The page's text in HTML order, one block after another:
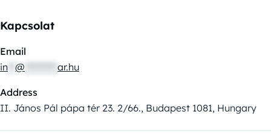
Kapcsolat
Email
in @ ar.hu
Address
II. János Pál pápa tér 23. 2/66., Budapest 1081, Hungary